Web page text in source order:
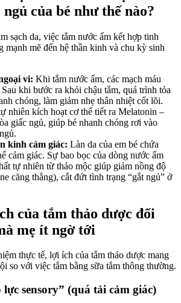
của bé như thế nào?
sạch da, việc tắm nước ấm kết hợp tinh
mạnh mẽ đến hệ thần kinh và chu kỳ sinh
vi: Khi tắm nước ấm, các mạch máu
khi bước ra khỏi chậu tắm, quá trình tỏa
chóng, làm giảm nhẹ thân nhiệt cốt lõi.
nhiên kích hoạt cơ thể tiết ra Melatonin –
giấc ngủ, giúp bé nhanh chóng rơi vào
kinh cảm giác: Làn da của em bé chứa
cảm giác. Sự bao bọc của dòng nước ấm
tự nhiên từ thảo mộc giúp giảm nồng độ
căng thẳng), cắt đứt tình trạng “gắt ngủ” ở
của tắm thảo dược đối
mẹ ít ngờ tới
thực tế, lợi ích của tắm thảo dược mang
so với việc tắm bằng sữa tắm thông thường.
sensory” (quá tải cảm giác)